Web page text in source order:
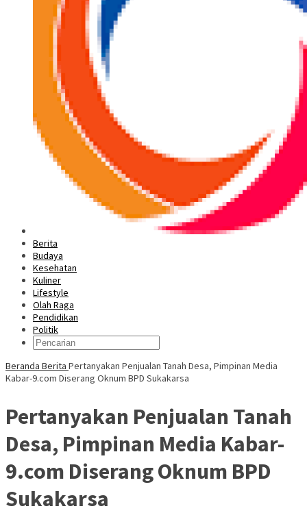
Berita
Budaya
Kesehatan
Kuliner
Lifestyle
Olah Raga
Pendidikan
Politik
Beranda Berita Pertanyakan Penjualan Tanah Desa, Pimpinan Media
Kabar-9.com Diserang Oknum BPD Sukakarsa
Pertanyakan Penjualan Tanah
Desa, Pimpinan Media Kabar-
9.com Diserang Oknum BPD
Sukakarsa